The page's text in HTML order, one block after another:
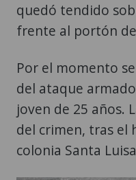
quedó tendido
frente al portón
Por el momento
del ataque
joven de 25 años.
del crimen, tras el
colonia Santa